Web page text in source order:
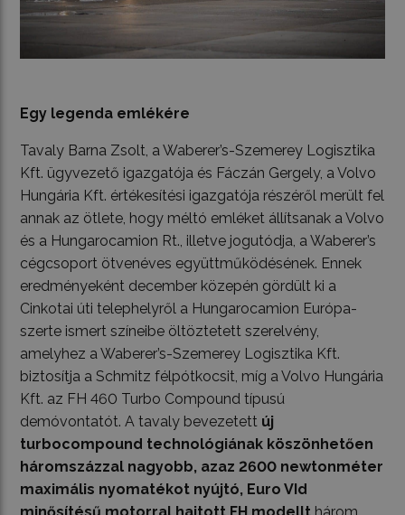
Egy legenda emlékére
Tavaly Barna Zsolt, a Waberer’s-Szemerey Logisztika
Kft. ügyvezető igazgatója és Fáczán Gergely, a Volvo
Hungária Kft. értékesítési igazgatója részéről merült fel
annak az ötlete, hogy méltó emléket állítsanak a Volvo
és a Hungarocamion Rt., illetve jogutódja, a Waberer’s
cégcsoport ötvenéves együttműködésének. Ennek
eredményeként december közepén gördült ki a
Cinkotai úti telephelyről a Hungarocamion Európa-
szerte ismert színeibe öltöztetett szerelvény,
amelyhez a Waberer’s-Szemerey Logisztika Kft.
biztosítja a Schmitz félpótkocsit, míg a Volvo Hungária
Kft. az FH 460 Turbo Compound típusú
demóvontatót. A tavaly bevezetett új
turbocompound technológiának köszönhetően
háromszázzal nagyobb, azaz 2600 newtonméter
maximális nyomatékot nyújtó, Euro VId
minősítésű motorral hajtott FH modellt három